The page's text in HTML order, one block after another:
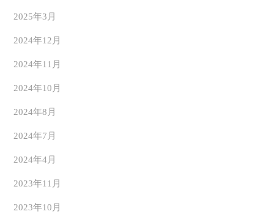
2025年3月
2024年12月
2024年11月
2024年10月
2024年8月
2024年7月
2024年4月
2023年11月
2023年10月